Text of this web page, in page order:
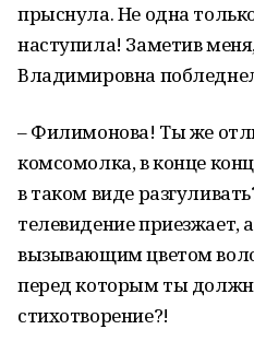
прыснула. Не одна
наступила! Заметив
Владимировна
– Филимонова! Ты же
комсомолка, в конце
в таком виде
телевидение приезжает,
вызывающим цветом
перед которым ты
стихотворение?!